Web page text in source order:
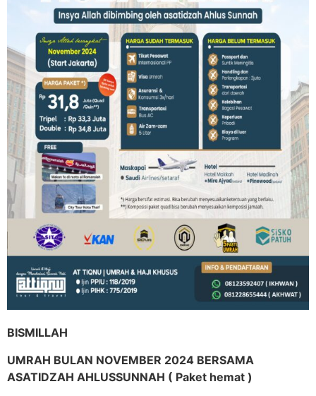
BISMILLAH
UMRAH BULAN NOVEMBER 2024 BERSAMA
ASATIDZAH AHLUSSUNNAH ( Paket hemat )